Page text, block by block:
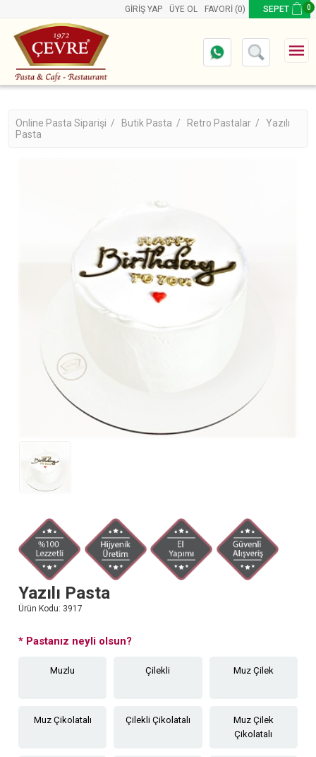
GIRIŞ YAP ÜYE OL FAVORI (0) SEPET 0
Online Pasta Siparişi / Butik Pasta / Retro Pastalar /
Yazılı
Pasta
Yazılı Pasta
Ürün Kodu: 3917
* Pastanız neyli olsun?
Muzlu Çilekli Muz Çilek
Muz Çikolatalı Çilekli Çikolatalı
Muz Çilek
Çikolatalı